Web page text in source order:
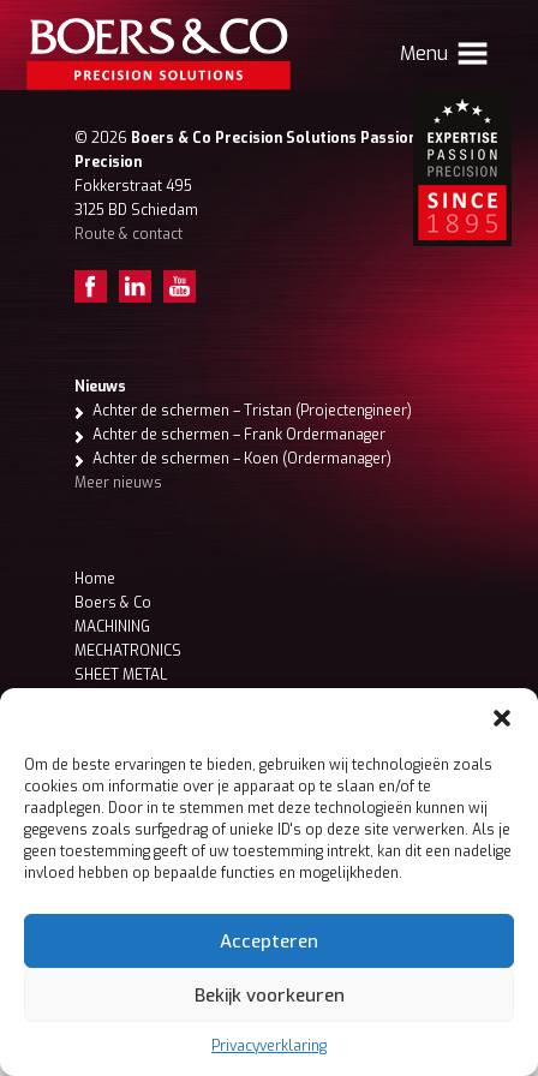
Om de beste ervaringen te bieden, gebruiken wij technologieën zoals
cookies om informatie over je apparaat op te slaan en/of te
raadplegen. Door in te stemmen met deze technologieën kunnen wij
gegevens zoals surfgedrag of unieke ID's op deze site verwerken. Als je
geen toestemming geeft of uw toestemming intrekt, kan dit een nadelige
invloed hebben op bepaalde functies en mogelijkheden.
Accepteren
Bekijk voorkeuren
Privacyverklaring
Menu
HOME
CONTACT
Verhuizing Atlas
© 2026 Boers & Co Precision Solutions Passion for
Precision
Fokkerstraat 495
3125 BD Schiedam
Route & contact
Nieuws
Achter de schermen – Tristan (Projectengineer)
Achter de schermen – Frank Ordermanager
Achter de schermen – Koen (Ordermanager)
Meer nieuws
Home
Boers & Co
MACHINING
MECHATRONICS
SHEET METAL